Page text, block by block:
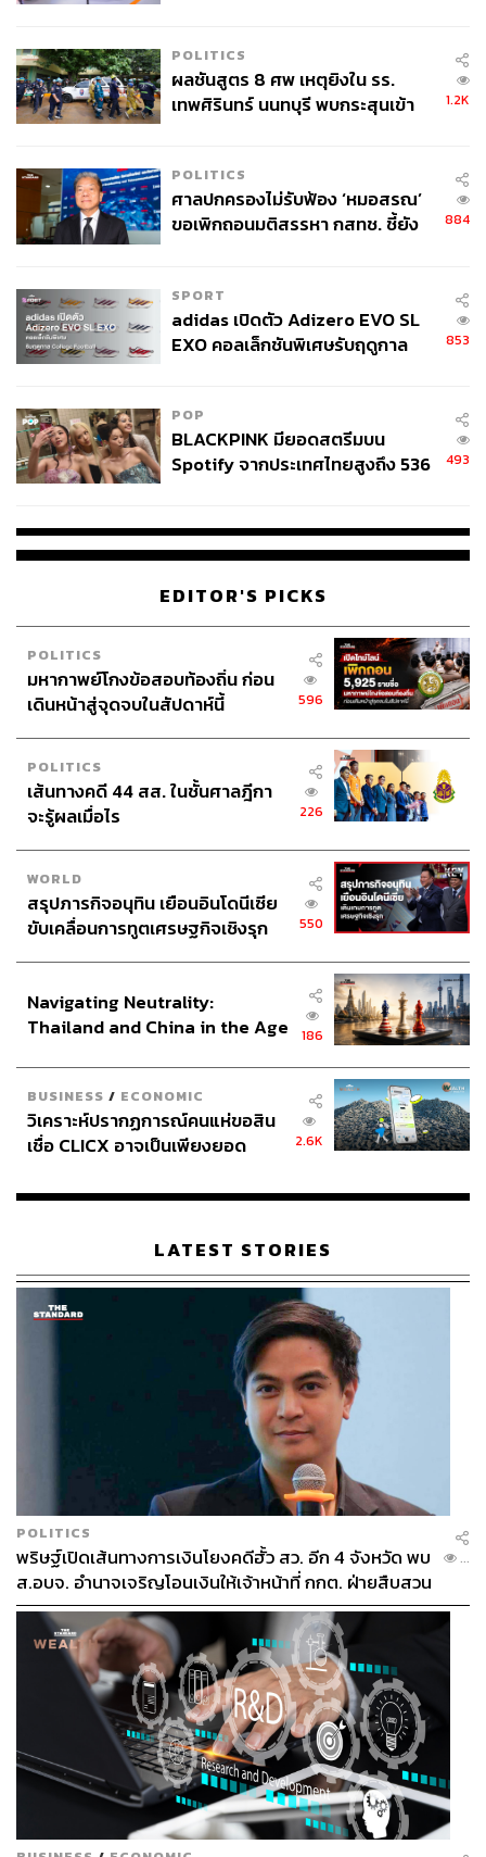
การประกาศสถานการณ์ฉุกเฉิน
การฟื้นฟูและเยียวยาผู้ประสบภัย
เป็นกลางทางการเมือง สิ่งที่รัฐบาลรักษาการ ‘ทำไม่ได้’ หรือ
‘ต้องหลีกเลี่ยง’ ตามรัฐธรรมนูญมาตรา 169 คือ
การทำสัญญาระยะยาวขนาดใหญ่
การอนุมัติโครงการที่สร้างภาระงบประมาณในอนาคต
การลงนามข้อตกลงระหว่างประเทศที่มีผลผูกพันระยะ
2. ห้ามแต่งตั้งหรือโยกย้ายข้าราชการระดับสูง
โดยเฉพาะตำแหน่งที่มีผลเชิงนโยบาย เช่น
ข้าราชการการเมือง
ปลัดกระทรวง
ยกเว้นกรณีจำเป็นอย่างยิ่ง เช่น ตำแหน่งว่าง หรือเพื่อป้องกัน
ความเสียหายร้ายแรงต่อราชการ ซึ่งต้องได้รับความเห็นชอบ
จาก กกต.
3. ห้ามออกนโยบายใหม่ที่มีผลทางการเมือง
นโยบายประชานิยมใหม่
การเปลี่ยนทิศทางนโยบายหลักของประเทศ
การใช้อำนาจเพื่อเอื้อประโยชน์ต่อพรรคการเมืองใด
พรรคหนึ่ง
4. ห้ามใช้อำนาจรัฐเอื้อประโยชน์ในการเลือกตั้ง
ห้ามใช้งบประมาณรัฐในการหาเสียง
ห้ามใช้ทรัพยากรของรัฐ ทั้งบุคคลและยานพาหนะ เพื่อ
การยุบสภาไม่ใช่จุดจบของระบบการเมือง แต่เป็น ‘จุดเปลี่ยน’
ที่รัฐธรรมนูญออกแบบไว้เพื่อให้ประเทศเดินหน้าต่อได้เมื่อ
รัฐบาลหลังยุบสภา และการเดินหน้าไทม์ไลน์เลือกตั้งอย่าง
และความชอบธรรมของอำนาจรัฐ
TAGS: Key Messages
สมาชิกสภาผู้แทนราษฎร (สส.)
การยุบสภา
943
ABOUT THE AUTHOR
ธนกร วงษ์ปัญญา
บรรณาธิการข่าวในประเทศ กอง
บรรณาธิการข่าว THE STANDARD
ABOUT THE PHOTOGRAPHER
ศวิตา พูลเสถียร
ช่างภาพข่าว ประจำสำนักข่าว THE
STANDARD
POLITICS
ผลชันสูตร 8 ศพ เหตุยิงใน รร.
เทพศิรินทร์ นนทบุรี พบกระสุนเข้า
1.2K
POLITICS
ศาลปกครองไม่รับฟ้อง ‘หมอสรณ’
ขอเพิกถอนมติสรรหา กสทช. ชี้ยัง
884
SPORT
adidas เปิดตัว Adizero EVO SL
EXO คอลเล็กชันพิเศษรับฤดูกาล
853
POP
BLACKPINK มียอดสตรีมบน
Spotify จากประเทศไทยสูงถึง 536
493
EDITOR'S PICKS
POLITICS
มหากาพย์โกงข้อสอบท้องถิ่น ก่อน
เดินหน้าสู่จุดจบในสัปดาห์นี้
596
POLITICS
เส้นทางคดี 44 สส. ในชั้นศาลฎีกา
จะรู้ผลเมื่อไร
226
WORLD
สรุปภารกิจอนุทิน เยือนอินโดนีเซีย
ขับเคลื่อนการทูตเศรษฐกิจเชิงรุก
550
Navigating Neutrality:
Thailand and China in the Age
186
BUSINESS / ECONOMIC
วิเคราะห์ปรากฏการณ์คนแห่ขอสิน
เชื่อ CLICX อาจเป็นเพียงยอด
เรือนไทยที่ถูกซุกไว้
2.6K
LATEST STORIES
POLITICS
พริษฐ์เปิดเส้นทางการเงินโยงคดีฮั้ว สว. อีก 4 จังหวัด พบ
ส.อบจ. อำนาจเจริญโอนเงินให้เจ้าหน้าที่ กกต. ฝ่ายสืบสวน
...